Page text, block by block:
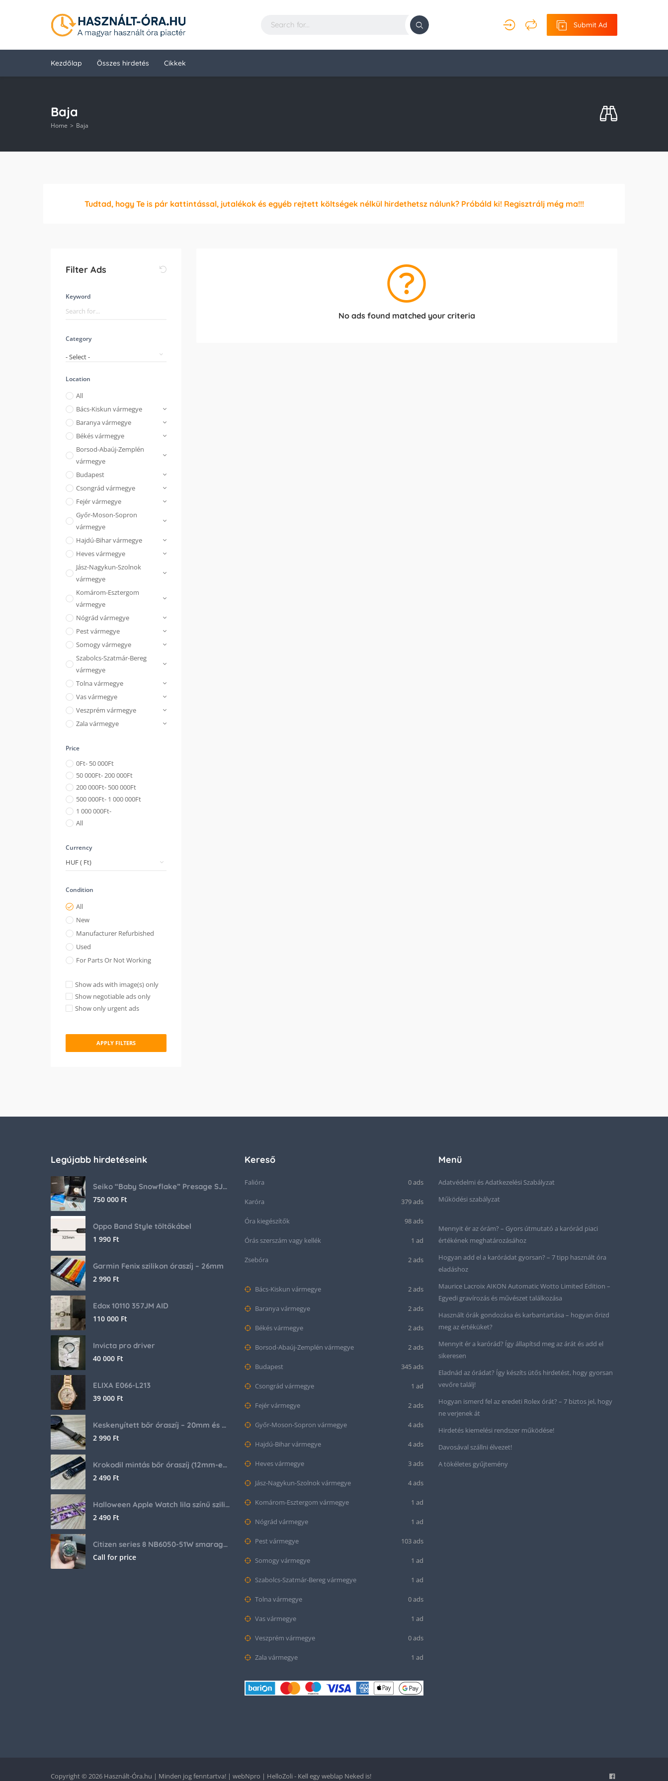
Submit Ad
Kezdőlap Összes hirdetés Cikkek
Baja
Home Baja
Tudtad, hogy Te is pár kattintással, jutalékok és egyéb rejtett költségek nélkül hirdethetsz nálunk? Próbáld ki! Regisztrálj még ma!!!
Filter Ads
Keyword
Category
- Select -
Location
All
Bács-Kiskun vármegye
Baranya vármegye
Békés vármegye
Borsod-Abaúj-Zemplén
vármegye
Budapest
Csongrád vármegye
Fejér vármegye
Győr-Moson-Sopron
vármegye
Hajdú-Bihar vármegye
Heves vármegye
Jász-Nagykun-Szolnok
vármegye
Komárom-Esztergom
vármegye
Nógrád vármegye
Pest vármegye
Somogy vármegye
Szabolcs-Szatmár-Bereg
vármegye
Tolna vármegye
Vas vármegye
Veszprém vármegye
Zala vármegye
Price
0Ft- 50 000Ft
50 000Ft- 200 000Ft
200 000Ft- 500 000Ft
500 000Ft- 1 000 000Ft
1 000 000Ft-
All
Currency
Condition
All
New
Manufacturer Refurbished
Used
For Parts Or Not Working
Show ads with image(s) only
Show negotiable ads only
Show only urgent ads
APPLY FILTERS
No ads found matched your criteria
Legújabb hirdetéseink
Seiko “Baby Snowflake” Presage SJE073J1/SARA015 Limited Edition
750 000 Ft
Oppo Band Style töltőkábel
1 990 Ft
Garmin Fenix szilikon óraszíj – 26mm
2 990 Ft
Edox 10110 357JM AID
110 000 Ft
Invicta pro driver
40 000 Ft
ELIXA E066-L213
39 000 Ft
Keskenyített bőr óraszíj – 20mm és 22mm méretben
2 990 Ft
Krokodil mintás bőr óraszíj (12mm-es befogóval rendelkező órához)
2 490 Ft
Halloween Apple Watch lila színű szilikon óraszíj
2 490 Ft
Citizen series 8 NB6050-51W smaragd színű számlappal
Call for price
Kereső
Falióra 0 ads
Karóra 379 ads
Óra kiegészítők 98 ads
Órás szerszám vagy kellék 1 ad
Zsebóra 2 ads
Bács-Kiskun vármegye 2 ads
Baranya vármegye 2 ads
Békés vármegye 2 ads
Borsod-Abaúj-Zemplén vármegye 2 ads
Budapest 345 ads
Csongrád vármegye 1 ad
Fejér vármegye 2 ads
Győr-Moson-Sopron vármegye 4 ads
Hajdú-Bihar vármegye 4 ads
Heves vármegye 3 ads
Jász-Nagykun-Szolnok vármegye 4 ads
Komárom-Esztergom vármegye 1 ad
Nógrád vármegye 1 ad
Pest vármegye 103 ads
Somogy vármegye 1 ad
Szabolcs-Szatmár-Bereg vármegye 1 ad
Tolna vármegye 0 ads
Vas vármegye 1 ad
Veszprém vármegye 0 ads
Zala vármegye 1 ad
Menü
Adatvédelmi és Adatkezelési Szabályzat
Működési szabályzat
Mennyit ér az órám? – Gyors útmutató a karórád piaci
értékének meghatározásához
Hogyan add el a karórádat gyorsan? – 7 tipp használt óra
eladáshoz
Maurice Lacroix AIKON Automatic Wotto Limited Edition –
Egyedi gravírozás és művészet találkozása
Használt órák gondozása és karbantartása – hogyan őrizd
meg az értéküket?
Mennyit ér a karórád? Így állapítsd meg az árát és add el
sikeresen
Eladnád az órádat? Így készíts ütős hirdetést, hogy gyorsan
vevőre találj!
Hogyan ismerd fel az eredeti Rolex órát? – 7 biztos jel, hogy
ne verjenek át
Hirdetés kiemelési rendszer működése!
Davosával szállni élvezet!
A tökéletes gyűjtemény
Copyright © 2026 Használt-Óra.hu | Minden jog fenntartva! | webNpro | HelloZoli - Kell egy weblap Neked is!